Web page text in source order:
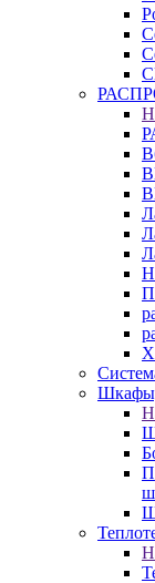
Шкафы,